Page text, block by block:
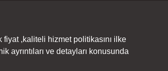
,kaliteli hizmet politikasını ilke
ayrıntıları ve detayları konusunda